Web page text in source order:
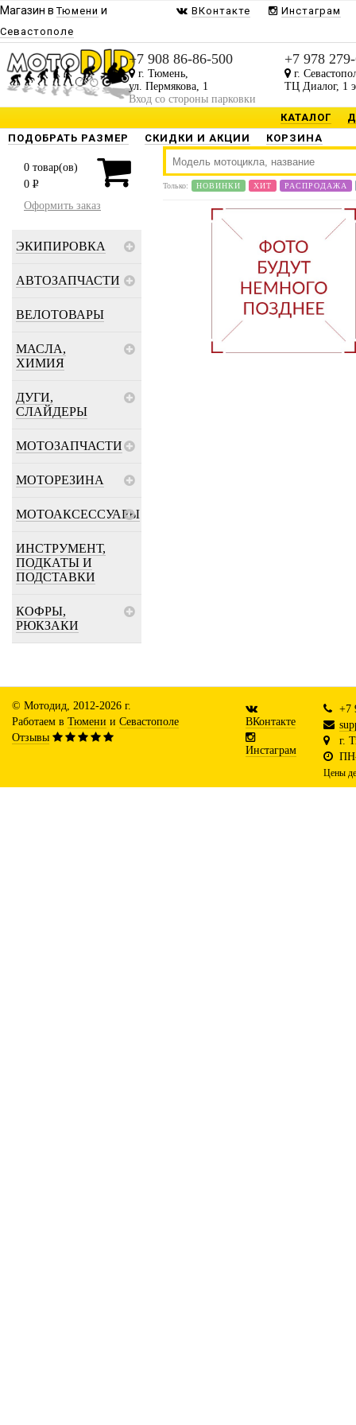
Магазин вТюмени и
Севастополе
ВКонтакте Инстаграм
+7 908 86-86-500
г. Тюмень,
ул. Пермякова, 1
Вход со стороны парковки
+7 978
г.
ТЦ Диалог, 1
КАТАЛОГ
ПОДОБРАТЬ РАЗМЕР
СКИДКИ И АКЦИИ КОРЗИНА
0 товар(ов)
0 P
Оформить заказ
ЭКИПИРОВКА
АВТОЗАПЧАСТИ
ВЕЛОТОВАРЫ
МАСЛА,
ХИМИЯ
ДУГИ,
СЛАЙДЕРЫ
МОТОЗАПЧАСТИ
МОТОРЕЗИНА
МОТОАКСЕССУАРЫ
ИНСТРУМЕНТ,
ПОДКАТЫ И
ПОДСТАВКИ
КОФРЫ,
РЮКЗАКИ
Только: НОВИНКИ ХИТ РАСПРОДАЖА
© Мотодид, 2012-2026 г.
Работаем в Тюмени и Севастополе
Отзывы
ВКонтакте
Инстаграм
+7
г.
Цены